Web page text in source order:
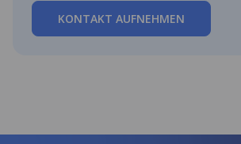
KONTAKT AUFNEHMEN